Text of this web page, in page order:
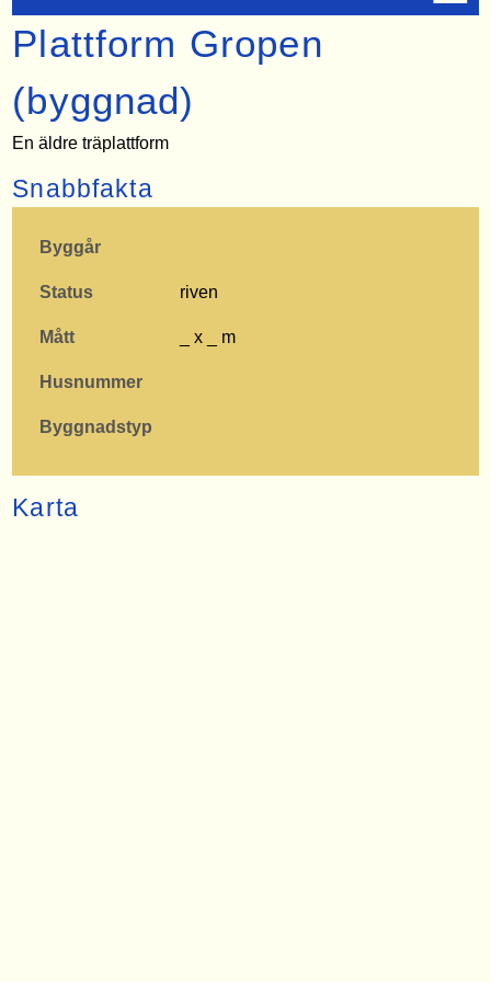
Plattform Gropen
(byggnad)
En äldre träplattform
Snabbfakta
Byggår
Status riven
Mått _ x _ m
Husnummer
Byggnadstyp
Karta